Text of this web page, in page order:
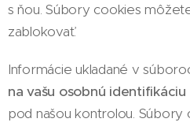
s ňou. Súbory cookies
zablokovať.
Informácie ukladané v
na vašu osobnú identifikáciu
pod našou kontrolou. Súbory